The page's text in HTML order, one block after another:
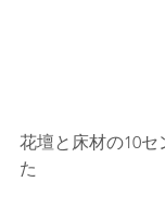
花壇と床材の10セ
た